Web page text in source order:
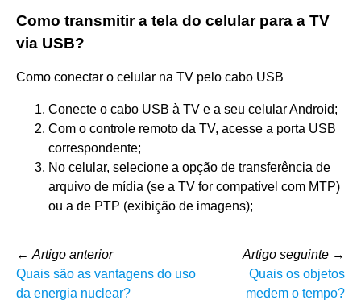
Como transmitir a tela do celular para a TV
via USB?
Como conectar o celular na TV pelo cabo USB
Conecte o cabo USB à TV e a seu celular Android;
Com o controle remoto da TV, acesse a porta USB
correspondente;
No celular, selecione a opção de transferência de
arquivo de mídia (se a TV for compatível com MTP)
ou a de PTP (exibição de imagens);
← Artigo anterior
Quais são as vantagens do uso
da energia nuclear?
Artigo seguinte →
Quais os objetos
medem o tempo?